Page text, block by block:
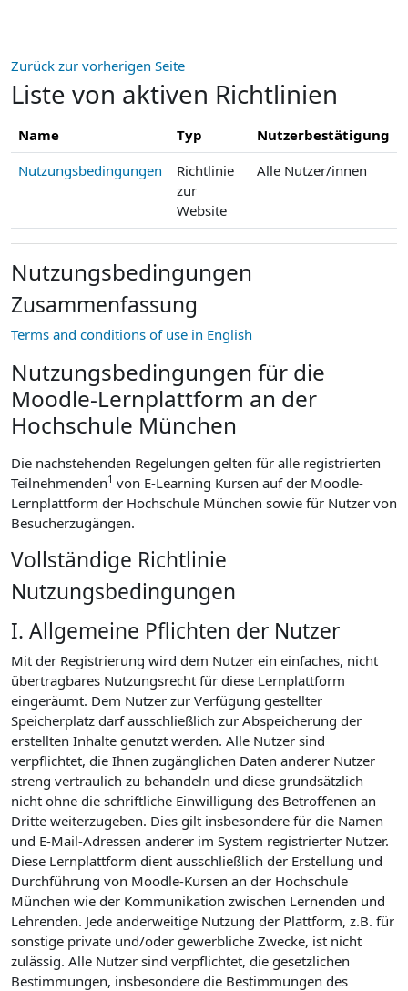
Zurück zur vorherigen Seite
Liste von aktiven Richtlinien
Name Typ
Nutzerbestätigung
Nutzungsbedingungen
Richtlinie
zur
Website
Alle Nutzer/innen
Nutzungsbedingungen
Zusammenfassung
Terms and conditions of use in English
Nutzungsbedingungen für die
Moodle-Lernplattform an der
Hochschule München
Die nachstehenden Regelungen gelten für alle registrierten
Teilnehmenden1 von E-Learning Kursen auf der Moodle-
Lernplattform der Hochschule München sowie für Nutzer von
Besucherzugängen.
Vollständige Richtlinie
Nutzungsbedingungen
I. Allgemeine Pflichten der Nutzer
Mit der Registrierung wird dem Nutzer ein einfaches, nicht
übertragbares Nutzungsrecht für diese Lernplattform
eingeräumt. Dem Nutzer zur Verfügung gestellter
Speicherplatz darf ausschließlich zur Abspeicherung der
erstellten Inhalte genutzt werden. Alle Nutzer sind
verpflichtet, die Ihnen zugänglichen Daten anderer Nutzer
streng vertraulich zu behandeln und diese grundsätzlich
nicht ohne die schriftliche Einwilligung des Betroffenen an
Dritte weiterzugeben. Dies gilt insbesondere für die Namen
und E-Mail-Adressen anderer im System registrierter Nutzer.
Diese Lernplattform dient ausschließlich der Erstellung und
Durchführung von Moodle-Kursen an der Hochschule
München wie der Kommunikation zwischen Lernenden und
Lehrenden. Jede anderweitige Nutzung der Plattform, z.B. für
sonstige private und/oder gewerbliche Zwecke, ist nicht
zulässig. Alle Nutzer sind verpflichtet, die gesetzlichen
Bestimmungen, insbesondere die Bestimmungen des